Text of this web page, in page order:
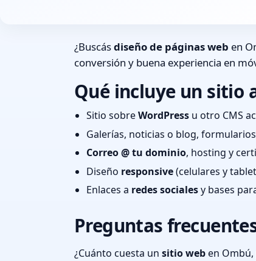
¿Buscásdiseño de páginas web en
conversión y buena experiencia en
Qué incluye un sitio
Sitio sobreWordPress u otro CMS
Galerías, noticias o blog,
Correo @ tu dominio, hosting y
Diseño responsive(celulares y
Enlaces a redes socialesy bases
Preguntas
¿Cuánto cuesta un sitio weben